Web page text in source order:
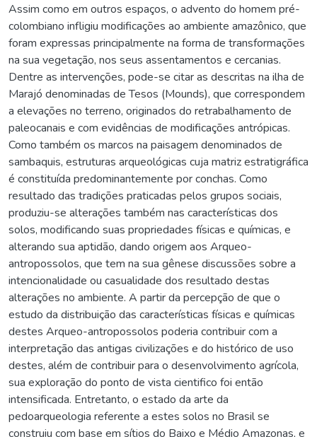
Assim como em outros espaços, o advento do homem pré-
colombiano infligiu modificações ao ambiente amazônico, que
foram expressas principalmente na forma de transformações
na sua vegetação, nos seus assentamentos e cercanias.
Dentre as intervenções, pode-se citar as descritas na ilha de
Marajó denominadas de Tesos (Mounds), que correspondem
a elevações no terreno, originados do retrabalhamento de
paleocanais e com evidências de modificações antrópicas.
Como também os marcos na paisagem denominados de
sambaquis, estruturas arqueológicas cuja matriz estratigráfica
é constituída predominantemente por conchas. Como
resultado das tradições praticadas pelos grupos sociais,
produziu-se alterações também nas características dos
solos, modificando suas propriedades físicas e químicas, e
alterando sua aptidão, dando origem aos Arqueo-
antropossolos, que tem na sua gênese discussões sobre a
intencionalidade ou casualidade dos resultado destas
alterações no ambiente. A partir da percepção de que o
estudo da distribuição das características físicas e químicas
destes Arqueo-antropossolos poderia contribuir com a
interpretação das antigas civilizações e do histórico de uso
destes, além de contribuir para o desenvolvimento agrícola,
sua exploração do ponto de vista cientifico foi então
intensificada. Entretanto, o estado da arte da
pedoarqueologia referente a estes solos no Brasil se
construiu com base em sítios do Baixo e Médio Amazonas, e